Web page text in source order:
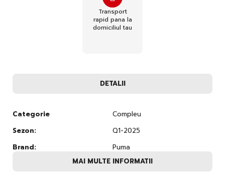
Transport
rapid pana la
domiciliul tau
DETALII
Categorie
Compleu
Sezon:
Q1-2025
Brand:
Puma
MAI MULTE INFORMATII